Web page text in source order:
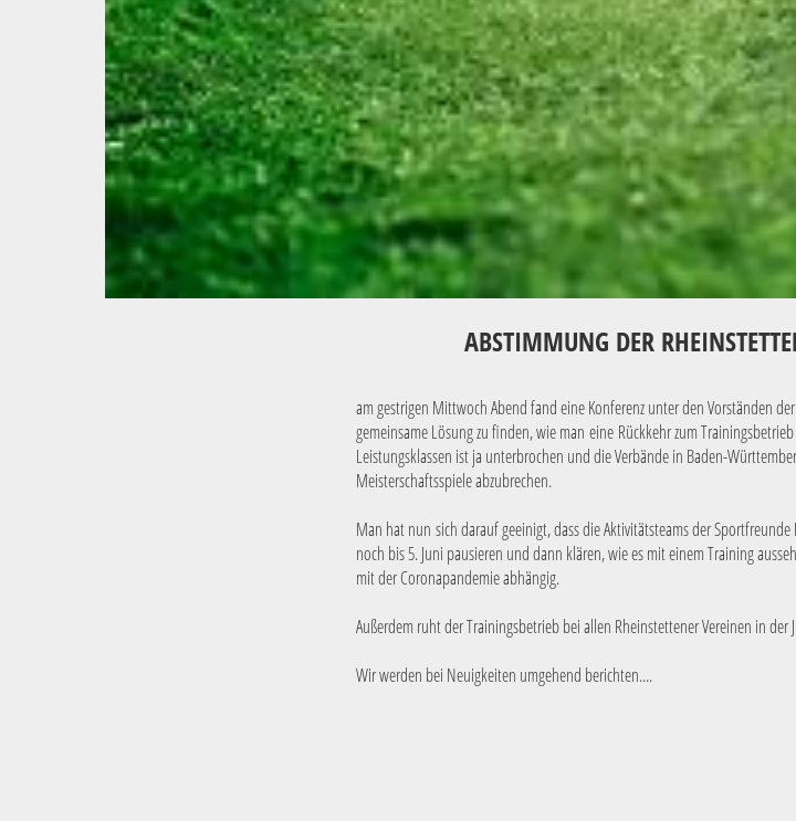
ABSTIMMUNG DER
am gestrigen Mittwoch Abend fand eine Konferenz unter den Vorständen
gemeinsame Lösung zu finden, wie man eine Rückkehr zum
Leistungsklassen ist ja unterbrochen und die Verbände in Baden-
Meisterschaftsspiele abzubrechen.
Man hat nun sich darauf geeinigt, dass die Aktivitätsteams der
noch bis 5. Juni pausieren und dann klären, wie es mit einem Training
mit der Coronapandemie abhängig.
Außerdem ruht der Trainingsbetrieb bei allen Rheinstettener Vereinen in der
Wir werden bei Neuigkeiten umgehend berichten....